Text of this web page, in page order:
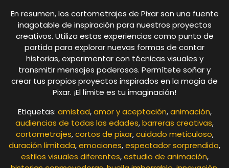
En resumen, los cortometrajes de Pixar son una fuente
inagotable de inspiración para nuestros proyectos
creativos. Utiliza estas experiencias como punto de
partida para explorar nuevas formas de contar
historias, experimentar con técnicas visuales y
transmitir mensajes poderosos. Permítete soñar y
crear tus propios proyectos inspirados en la magia de
Pixar. ¡El límite es tu imaginación!
Etiquetas: amistad,amor y aceptación,animación,
audiencias de todas las edades,barreras creativas,
cortometrajes,cortos de pixar,cuidado meticuloso,
duración limitada,emociones,espectador sorprendido,
estilos visuales diferentes,estudio de animación,